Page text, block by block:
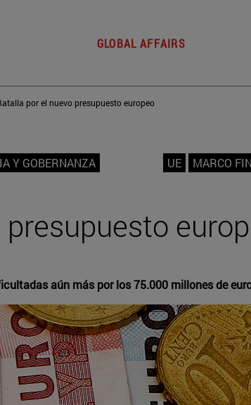
GLOBAL AFFAIRS
por el nuevo presupuesto europeo
Y GOBERNANZA
UE MARCO
aún más por los 75.000 millones de